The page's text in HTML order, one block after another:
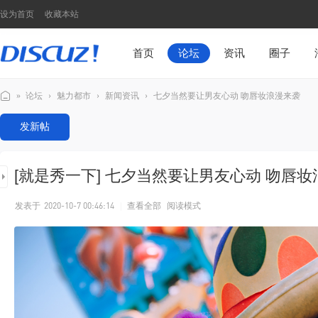
设为首页 收藏本站
首页 论坛 资讯 圈子
Di
sc
z!
» 论坛 › 魅力都市 › 新闻资讯 › 七夕当然要让男友心动 吻唇妆浪漫来袭
发新帖
[就是秀一下] 七夕当然要让男友心动 吻唇妆
发表于 2020-10-7 00:46:14 查看全部 阅读模式